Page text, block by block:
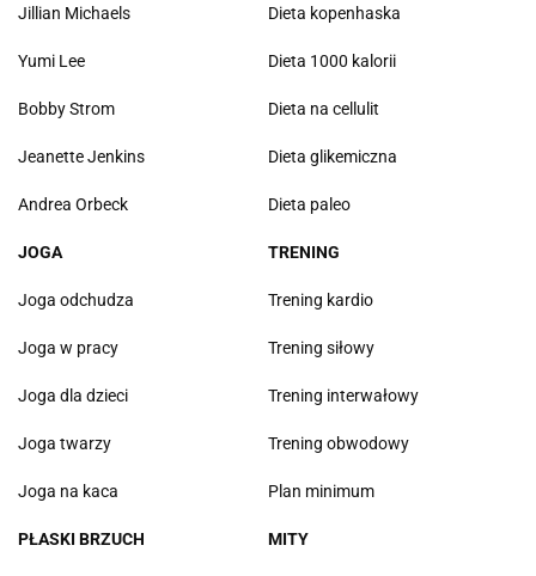
Jillian Michaels
Yumi Lee
Bobby Strom
Jeanette Jenkins
Andrea Orbeck
Dieta kopenhaska
Dieta 1000 kalorii
Dieta na cellulit
Dieta glikemiczna
Dieta paleo
JOGA
Joga odchudza
Joga w pracy
Joga dla dzieci
Joga twarzy
Joga na kaca
TRENING
Trening kardio
Trening siłowy
Trening interwałowy
Trening obwodowy
Plan minimum
PŁASKI BRZUCH MITY